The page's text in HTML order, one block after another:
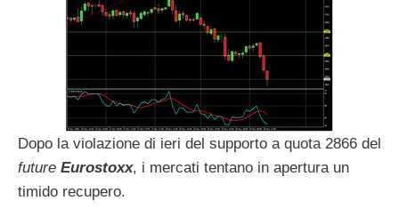
Dopo la violazione di ieri del supporto a quota 2866 del
future Eurostoxx, i mercati tentano in apertura un
timido recupero.